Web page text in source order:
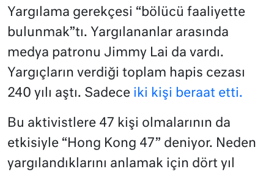
Yargılama gerekçesi “bölücü faaliyette
bulunmak”tı. Yargılananlar arasında
medya patronu Jimmy Lai da vardı.
Yargıçların verdiği toplam hapis cezası
240 yılı aştı. Sadece iki kişi beraat etti.
Bu aktivistlere 47 kişi olmalarının da
etkisiyle “Hong Kong 47” deniyor. Neden
yargılandıklarını anlamak için dört yıl